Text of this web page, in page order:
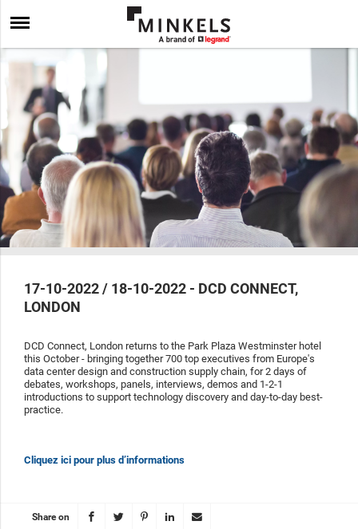
17-10-2022 / 18-10-2022 - DCD CONNECT,
LONDON
DCD Connect, London returns to the Park Plaza Westminster hotel
this October - bringing together 700 top executives from Europe's
data center design and construction supply chain, for 2 days of
debates, workshops, panels, interviews, demos and 1-2-1
introductions to support technology discovery and day-to-day best-
practice.
Cliquez ici pour plus d’informations
Share on